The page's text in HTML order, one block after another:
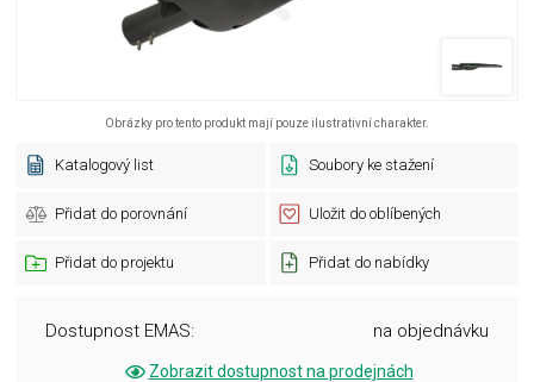
Obrázky pro tento produkt mají pouze ilustrativní charakter.
Katalogový list Soubory ke stažení
Přidat do porovnání Uložit do oblíbených
Přidat do projektu Přidat do nabídky
Dostupnost EMAS: na objednávku
Zobrazit dostupnost na prodejnách